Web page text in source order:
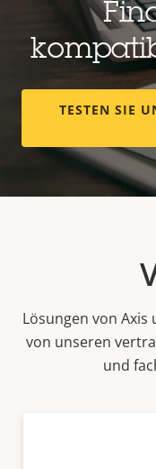
TESTEN SIE
Lösungen von
von unseren
und